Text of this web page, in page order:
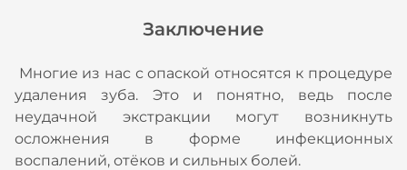
Заключение
Многие из нас с опаской относятся к процедуре
удаления зуба. Это и понятно, ведь после
неудачной экстракции могут возникнуть
осложнения в форме инфекционных
воспалений, отёков и сильных болей.